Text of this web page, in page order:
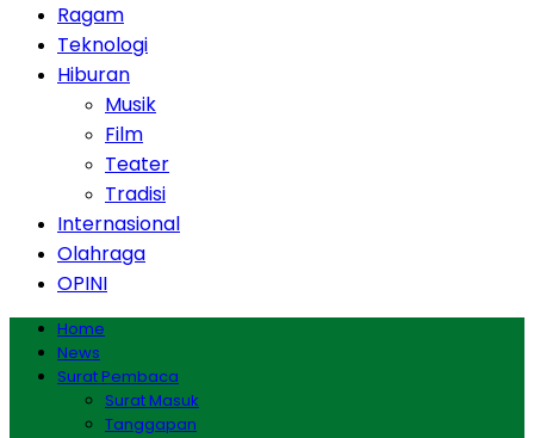
Ragam
Teknologi
Hiburan
Musik
Film
Teater
Tradisi
Internasional
Olahraga
OPINI
Home
News
Surat Pembaca
Surat Masuk
Tanggapan